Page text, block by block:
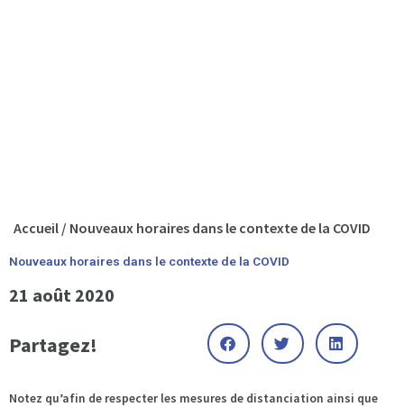
Accueil / Nouveaux horaires dans le contexte de la COVID
Nouveaux horaires dans le contexte de la COVID
21 août 2020
Partagez!
Notez qu’afin de respecter les mesures de distanciation ainsi que